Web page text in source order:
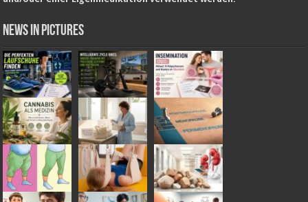
News in Pictures